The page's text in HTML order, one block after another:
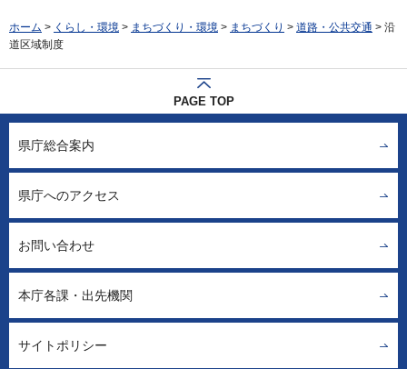
ホーム > くらし・環境 > まちづくり・環境 > まちづくり > 道路・公共交通 > 沿
道区域制度
PAGE TOP
県庁総合案内
県庁へのアクセス
お問い合わせ
本庁各課・出先機関
サイトポリシー